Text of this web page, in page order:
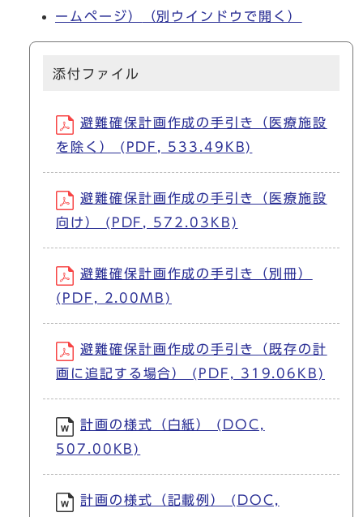
ームページ）
（別ウインドウで開く）
添付ファイル
避難確保計画作成の手引き（医療施設
を除く） (PDF, 533.49KB)
避難確保計画作成の手引き（医療施設
向け） (PDF, 572.03KB)
避難確保計画作成の手引き（別冊）
(PDF, 2.00MB)
避難確保計画作成の手引き（既存の計
画に追記する場合） (PDF, 319.06KB)
計画の様式（白紙） (DOC,
507.00KB)
計画の様式（記載例） (DOC,